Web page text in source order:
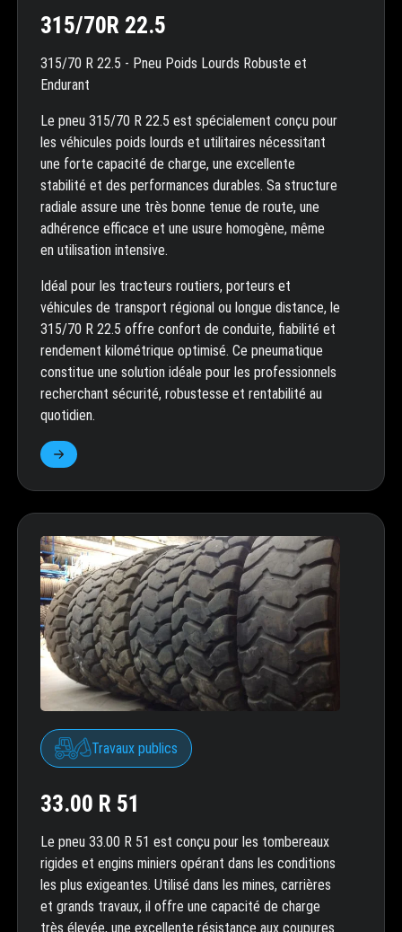
315/70R 22.5
315/70 R 22.5 - Pneu Poids Lourds Robuste et
Endurant
Le pneu 315/70 R 22.5 est spécialement conçu pour
les véhicules poids lourds et utilitaires nécessitant
une forte capacité de charge, une excellente
stabilité et des performances durables. Sa structure
radiale assure une très bonne tenue de route, une
adhérence efficace et une usure homogène, même
en utilisation intensive.
Idéal pour les tracteurs routiers, porteurs et
véhicules de transport régional ou longue distance, le
315/70 R 22.5 offre confort de conduite, fiabilité et
rendement kilométrique optimisé. Ce pneumatique
constitue une solution idéale pour les professionnels
recherchant sécurité, robustesse et rentabilité au
quotidien.
Travaux publics
33.00 R 51
Le pneu 33.00 R 51 est conçu pour les tombereaux
rigides et engins miniers opérant dans les conditions
les plus exigeantes. Utilisé dans les mines, carrières
et grands travaux, il offre une capacité de charge
très élevée, une excellente résistance aux coupures